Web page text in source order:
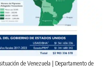
de Venezuela | Departamento de